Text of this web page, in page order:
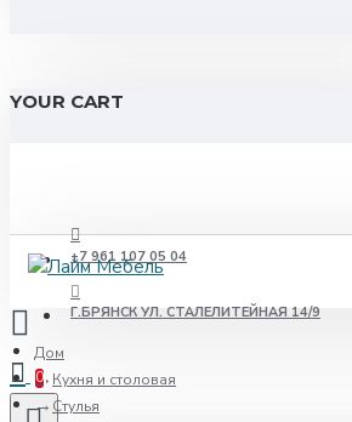
YOUR CART
+7 961 107 05 04
Г.БРЯНСК УЛ. СТАЛЕЛИТЕЙНАЯ 14/9
0
Дом
Кухня и столовая
Стулья